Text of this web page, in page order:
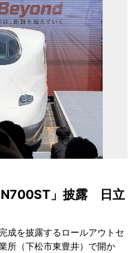
N700ST」披露 日立
成を披露するロールアウトセ
所（下松市東豊井）で開か